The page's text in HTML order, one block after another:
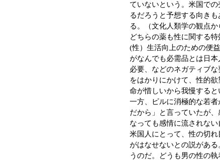
ていないという。米国で
るだろうと予想する向き
る。（文化人類学の観点
どちらの薬も性に関する
(性）生活向上のための便
がなんでも必需品とは日
必要、などのネガティブ
をはかりにかけて、性的
命が惜しいから我慢する
一方、ピルに消極的な若
だから」と言っていたが
なっても感情に流されな
米国人にとって、性の切
がはなせないとの説があ
うのだ。どうも男の性の